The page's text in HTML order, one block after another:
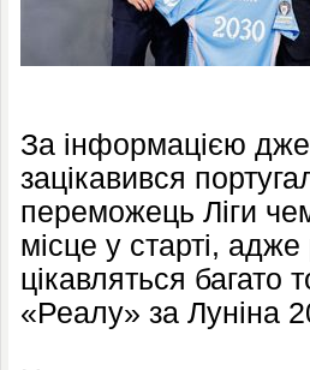
За інформацією
зацікавився
переможець Ліги
місце у старті,
цікавляться багато
«Реалу» за Луніна